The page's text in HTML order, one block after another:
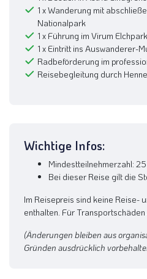
1 x Wanderung mit
Nationalpark
1 x Führung im Virum Elchpark
1 x Eintritt ins Auswanderer-
Radbeförderung im
Reisebegleitung durch
Wichtige Infos:
Mindestteilnehmerzahl:
Bei dieser Reise gilt die
Im Reisepreis sind keine Reise-
enthalten. Für
(Änderungen bleiben aus
Gründen ausdrücklich